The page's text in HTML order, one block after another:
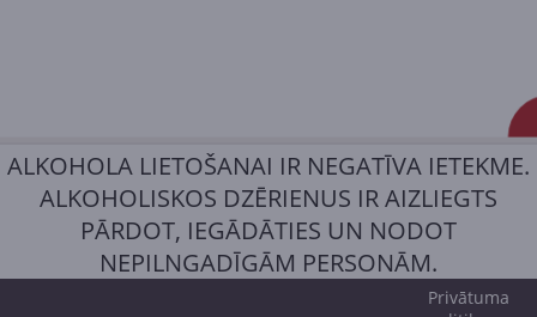
ALKOHOLA LIETOŠANAI IR NEGATĪVA IETEKME.
ALKOHOLISKOS DZĒRIENUS IR AIZLIEGTS
PĀRDOT, IEGĀDĀTIES UN NODOT
NEPILNGADĪGĀM PERSONĀM.
Privātuma